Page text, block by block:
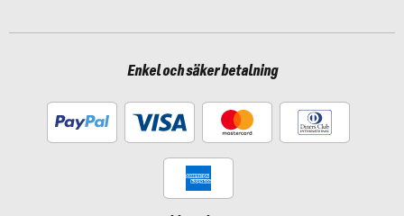
Enkel och säker betalning